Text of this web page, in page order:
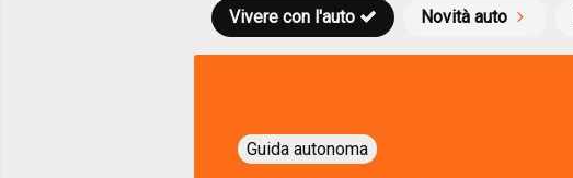
Novità auto
Vivere con l'auto
Guida autonoma